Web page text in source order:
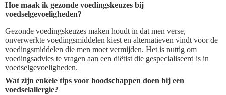
Hoe maak ik gezonde voedingskeuzes bij
voedselgevoeligheden?
Gezonde voedingskeuzes maken houdt in dat men verse,
onverwerkte voedingsmiddelen kiest en alternatieven vindt voor de
voedingsmiddelen die men moet vermijden. Het is nuttig om
voedingsadvies te vragen aan een diëtist die gespecialiseerd is in
voedselgevoeligheden.
Wat zijn enkele tips voor boodschappen doen bij een
voedselallergie?